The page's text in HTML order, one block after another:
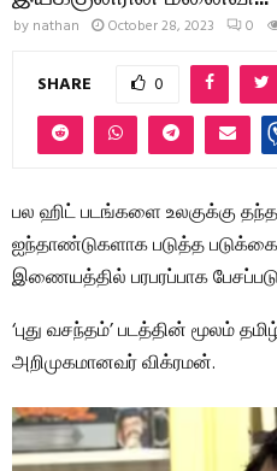
by nathan October 28, 2023 0
SHARE 0
பல ஹிட் படங்களை உலகுக்கு
ஐந்தாண்டுகளாக படுத்த
இணையத்தில் பரபரப்பாக
‘புது வசந்தம்’ படத்தின் மூலம்
அறிமுகமானவர் விக்ரமன்.